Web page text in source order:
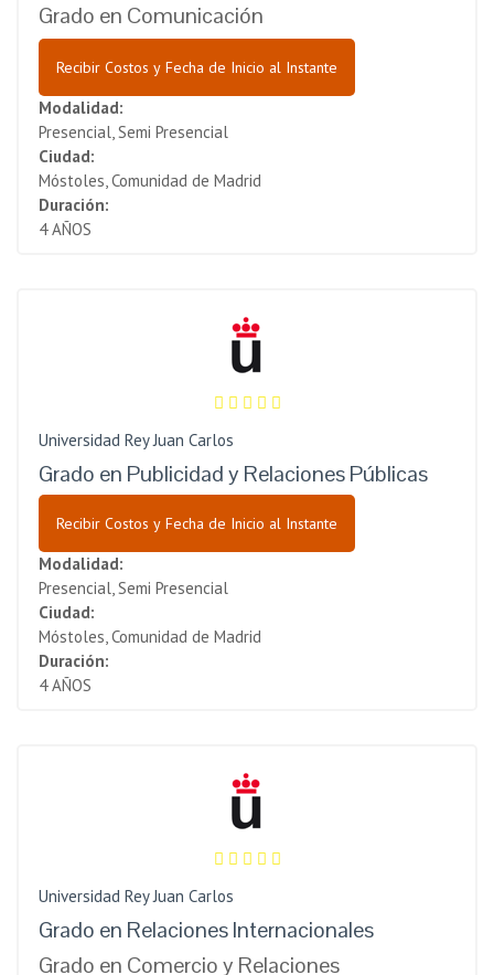
Grado en Comunicación
Recibir Costos y Fecha de Inicio al Instante
Modalidad:
Presencial, Semi Presencial
Ciudad:
Móstoles, Comunidad de Madrid
Duración:
4 AÑOS
Universidad Rey Juan Carlos
Grado en Publicidad y Relaciones Públicas
Recibir Costos y Fecha de Inicio al Instante
Modalidad:
Presencial, Semi Presencial
Ciudad:
Móstoles, Comunidad de Madrid
Duración:
4 AÑOS
Universidad Rey Juan Carlos
Grado en Relaciones Internacionales
Grado en Comercio y Relaciones